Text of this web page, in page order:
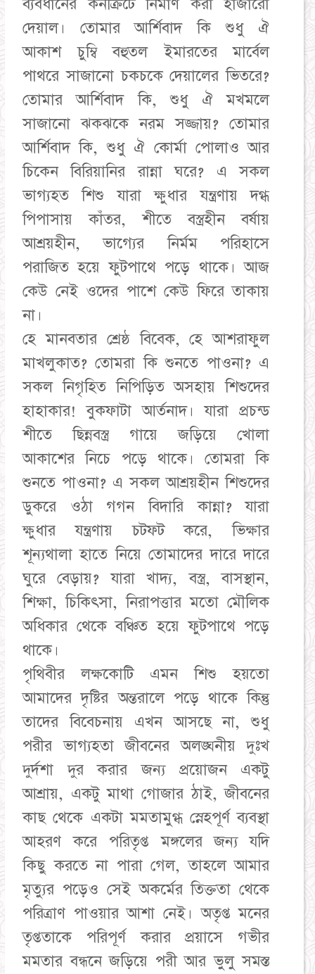
ব্যবধানের কনক্রিটে নির্মাণ করা হাজারো
দেয়াল। তোমার আর্শিবাদ কি শুধু ঐ
আকাশ চুম্বি বহুতল ইমারতের মার্বেল
পাথরে সাজানো চকচকে দেয়ালের ভিতরে?
তোমার আর্শিবাদ কি, শুধু ঐ মখমলে
সাজানো ঝকঝকে নরম সজ্জায়? তোমার
আর্শিবাদ কি, শুধু ঐ কোর্মা পোলাও আর
চিকেন বিরিয়ানির রান্না ঘরে? এ সকল
ভাগ্যহত শিশু যারা ক্ষুধার যন্ত্রণায় দগ্ধ
পিপাসায় কাঁতর, শীতে বস্ত্রহীন বর্ষায়
আশ্রয়হীন, ভাগ্যের নির্মম পরিহাসে
পরাজিত হয়ে ফুটপাথে পড়ে থাকে। আজ
কেউ নেই ওদের পাশে কেউ ফিরে তাকায়
না।
হে মানবতার শ্রেষ্ঠ বিবেক, হে আশরাফুল
মাখলুকাত? তোমরা কি শুনতে পাওনা? এ
সকল নিগৃহিত নিপিড়িত অসহায় শিশুদের
হাহাকার! বুকফাটা আর্তনাদ। যারা প্রচন্ড
শীতে ছিন্নবস্ত্র গায়ে জড়িয়ে খোলা
আকাশের নিচে পড়ে থাকে। তোমরা কি
শুনতে পাওনা? এ সকল আশ্রয়হীন শিশুদের
ডুকরে ওঠা গগন বিদারি কান্না? যারা
ক্ষুধার যন্ত্রণায় চটফট করে, ভিক্ষার
শূন্যথালা হাতে নিয়ে তোমাদের দারে দারে
ঘুরে বেড়ায়? যারা খাদ্য, বস্ত্র, বাসস্থান,
শিক্ষা, চিকিৎসা, নিরাপত্তার মতো মৌলিক
অধিকার থেকে বঞ্চিত হয়ে ফুটপাথে পড়ে
থাকে।
পৃথিবীর লক্ষকোটি এমন শিশু হয়তো
আমাদের দৃষ্টির অন্তরালে পড়ে থাকে কিন্তু
তাদের বিবেচনায় এখন আসছে না, শুধু
পরীর ভাগ্যহতা জীবনের অলঙ্ঘনীয় দুঃখ
দুর্দশা দুর করার জন্য প্রয়োজন একটু
আশ্রায়, একটু মাথা গোজার ঠাই, জীবনের
কাছ থেকে একটা মমতামুগ্ধ স্নেহপূর্ণ ব্যবস্থা
আহরণ করে পরিতৃপ্ত মঙ্গলের জন্য যদি
কিছু করতে না পারা গেল, তাহলে আমার
মৃত্যুর পড়েও সেই অকর্মের তিক্ততা থেকে
পরিত্রাণ পাওয়ার আশা নেই। অতৃপ্ত মনের
তৃপ্ততাকে পরিপূর্ণ করার প্রয়াসে গভীর
মমতার বন্ধনে জড়িয়ে পরী আর ভুলু সমস্ত